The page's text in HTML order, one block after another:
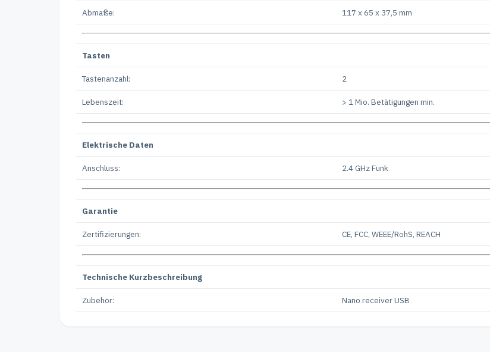
Abmaße: 117 x 65 x 37,5 mm
Tasten
Tastenanzahl: 2
Lebenszeit: > 1 Mio. Betätigungen min.
Elektrische Daten
Anschluss: 2.4 GHz Funk
Garantie
Zertifizierungen: CE, FCC, WEEE/RohS, REACH
Technische Kurzbeschreibung
Zubehör: Nano receiver USB